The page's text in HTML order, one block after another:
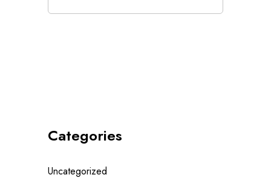
Categories
Uncategorized